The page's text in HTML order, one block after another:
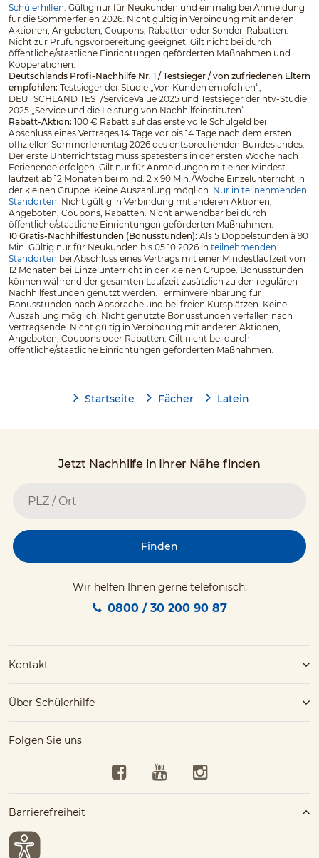
Schülerhilfen. Gültig nur für Neukunden und einmalig bei Anmeldung
für die Sommerferien 2026. Nicht gültig in Verbindung mit anderen
Aktionen, Angeboten, Coupons, Rabatten oder Sonder-Rabatten.
Nicht zur Prüfungsvorbereitung geeignet. Gilt nicht bei durch
öffentliche/staatliche Einrichtungen geförderten Maßnahmen und
Kooperationen.
Deutschlands Profi-Nachhilfe Nr. 1 / Testsieger / von zufriedenen Eltern
empfohlen: Testsieger der Studie „Von Kunden empfohlen“,
DEUTSCHLAND TEST/ServiceValue 2025 und Testsieger der ntv-Studie
2025 „Service und die Leistung von Nachhilfeinstituten“.
Rabatt-Aktion: 100 € Rabatt auf das erste volle Schulgeld bei
Abschluss eines Vertrages 14 Tage vor bis 14 Tage nach dem ersten
offiziellen Sommerferientag 2026 des entsprechenden Bundeslandes.
Der erste Unterrichtstag muss spätestens in der ersten Woche nach
Ferienende erfolgen. Gilt nur für Anmeldungen mit einer Mindest­
laufzeit ab 12 Monaten bei mind. 2 x 90 Min./Woche Einzelunterricht in
der kleinen Gruppe. Keine Auszahlung möglich. Nur in teilnehmenden
Standorten. Nicht gültig in Verbindung mit anderen Aktionen,
Angeboten, Coupons, Rabatten. Nicht anwendbar bei durch
öffentliche/staatliche Einrichtungen geförderten Maßnahmen.
10 Gratis-Nachhilfestunden (Bonusstunden): Als 5 Doppelstunden à 90
Min. Gültig nur für Neukunden bis 05.10.2026 in teilnehmenden
Standorten bei Abschluss eines Vertrags mit einer Mindestlaufzeit von
12 Monaten bei Einzelunterricht in der kleinen Gruppe. Bonusstunden
können während der gesamten Laufzeit zusätzlich zu den regulären
Nachhilfestunden genutzt werden. Terminvereinbarung für
Bonusstunden nach Absprache und bei freien Kursplätzen. Keine
Auszahlung möglich. Nicht genutzte Bonusstunden verfallen nach
Vertragsende. Nicht gültig in Verbindung mit anderen Aktionen,
Angeboten, Coupons oder Rabatten. Gilt nicht bei durch
öffentliche/staatliche Einrichtungen geförderten Maßnahmen.
Startseite Fächer Latein
Jetzt Nachhilfe in Ihrer Nähe finden
Finden
Wir helfen Ihnen gerne telefonisch:
0800 / 30 200 90 87
Kontakt
Über Schülerhilfe
Folgen Sie uns
FacebookYouTubeInstagram
Barrierefreiheit